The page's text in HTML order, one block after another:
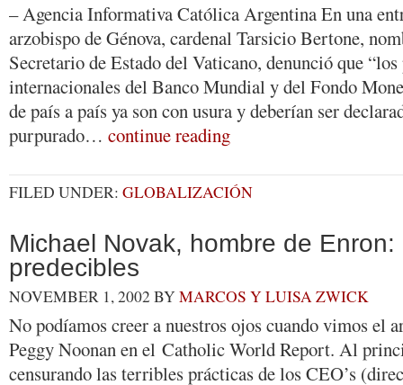
– Agencia Informativa Católica Argentina En una
arzobispo de Génova, cardenal Tarsicio Bertone,
Secretario de Estado del Vaticano, denunció que “los
internacionales del Banco Mundial y del Fondo
de país a país ya son con usura y deberían ser
purpurado… continue reading
FILED UNDER: GLOBALIZACIÓN
Michael Novak, hombre de
predecibles
NOVEMBER 1, 2002 BYMARCOS Y LUISA ZWICK
No podíamos creer a nuestros ojos cuando vimos el
Peggy Noonan en el Catholic World Report. Al
censurando las terribles prácticas de los CEO’s